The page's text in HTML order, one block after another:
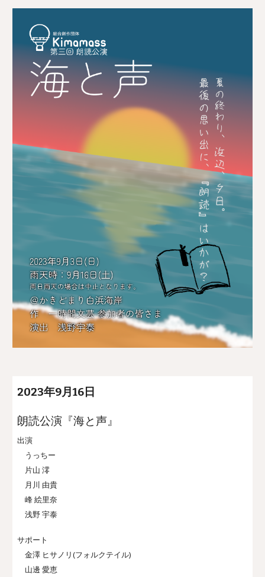
2023年9月16 日
朗読公演『海と声』
出演
うっちー
片山 澪
月川 由貴
峰 絵里奈
浅野 宇泰
サポート
金澤 ヒサノリ(フォルクテイル)
山邊 愛恵